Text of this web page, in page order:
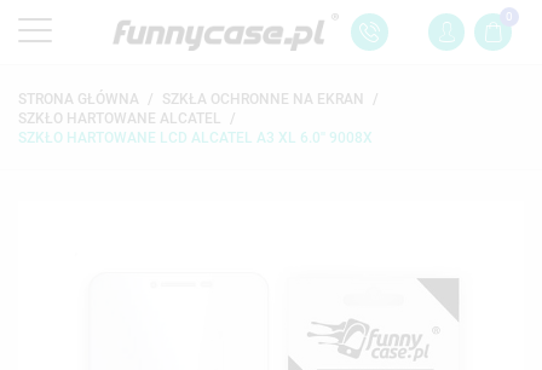
0
STRONA GŁÓWNA
SZKŁA OCHRONNE NA EKRAN
SZKŁO HARTOWANE ALCATEL
SZKŁO HARTOWANE LCD ALCATEL A3 XL 6.0'' 9008X